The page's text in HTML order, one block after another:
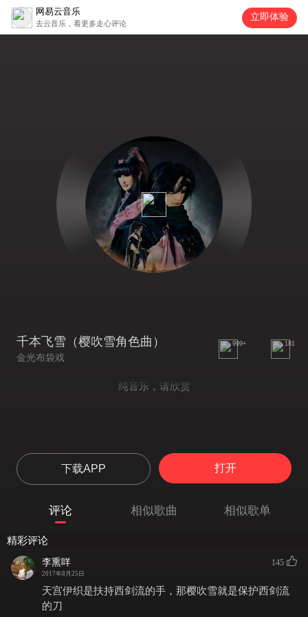
网易云音乐
去云音乐，看更多走心评论
立即体验
千本飞雪（樱吹雪角色曲）
金光布袋戏
999+ 181
纯音乐，请欣赏
下载APP 打开
评论 相似歌曲 相似歌单
精彩评论
李熏咩
2017年8月25日
145
天宫伊织是扶持西剑流的手，那樱吹雪就是保护西剑流
的刀